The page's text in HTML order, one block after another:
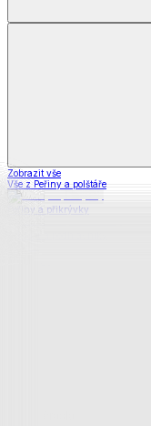
Zobrazit vše
Vše z Peřiny a polštáře
Peřiny a přikrývky